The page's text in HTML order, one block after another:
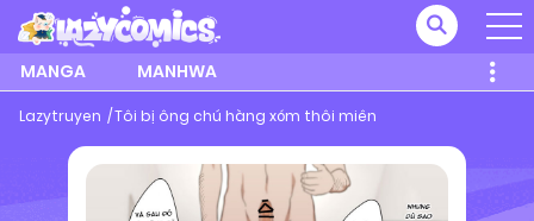
MANGA MANHWA
Lazytruyen Tôi bị ông chú hàng xóm thôi miên